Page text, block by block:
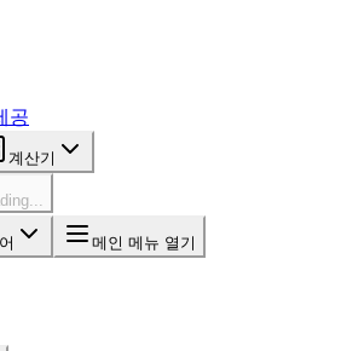
공
계산기
메인 메뉴 열기